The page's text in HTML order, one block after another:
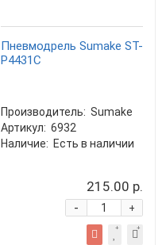
Пневмодрель Sumake ST-
P4431C
Производитель: Sumake
Артикул: 6932
Наличие: Есть в наличии
215.00 р.
+
-